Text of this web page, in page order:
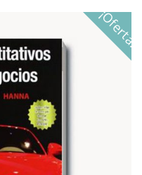
¡Oferta!